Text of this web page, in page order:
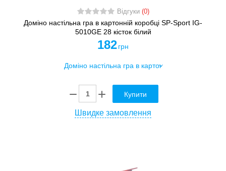
Відгуки (0)
Доміно настільна гра в картонній коробці SP-Sport IG-
5010GE 28 кісток білий
182 грн
Купити
Швидке замовлення